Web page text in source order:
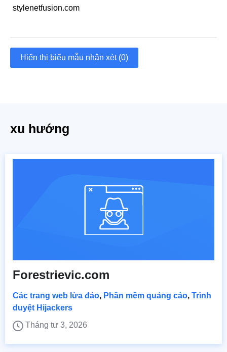
stylenetfusion.com
Hiển thị biểu mẫu nhận xét (0)
xu hướng
Forestrievic.com
Các trang web lừa đảo, Phần mềm quảng cáo, Trình
duyệt Hijackers
Tháng tư 3, 2026